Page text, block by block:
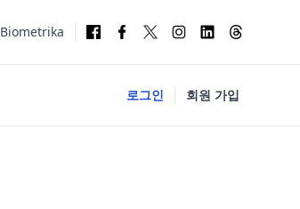
Biometrika
로그인 회원 가입